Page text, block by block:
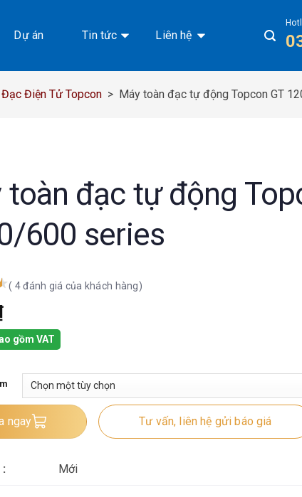
Dự án Tin tức Liên hệ
Đạc Điện Tử Topcon > Máy toàn đạc tự động Topcon GT
toàn đạc tự động
600 series
( 4 đánh giá của khách hàng)
gồm VAT
ngay Tư vấn, liên hệ gửi báo giá
Mới